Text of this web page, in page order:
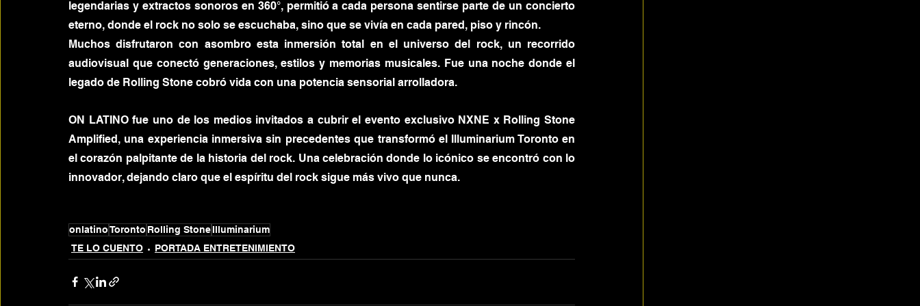
legendarias y extractos sonoros en 360°, permitió a cada persona sentirse parte de un concierto
eterno, donde el rock no solo se escuchaba, sino que se vivía en cada pared, piso y rincón.
Muchos disfrutaron con asombro esta inmersión total en el universo del rock, un recorrido
audiovisual que conectó generaciones, estilos y memorias musicales. Fue una noche donde el
legado de Rolling Stone cobró vida con una potencia sensorial arrolladora.
ON LATINO fue uno de los medios invitados a cubrir el evento exclusivo NXNE x Rolling Stone
Amplified, una experiencia inmersiva sin precedentes que transformó el Illuminarium Toronto en
el corazón palpitante de la historia del rock. Una celebración donde lo icónico se encontró con lo
innovador, dejando claro que el espíritu del rock sigue más vivo que nunca.
onlatinoToronto Rolling StoneIlluminarium
TE LO CUENTO
PORTADA ENTRETENIMIENTO